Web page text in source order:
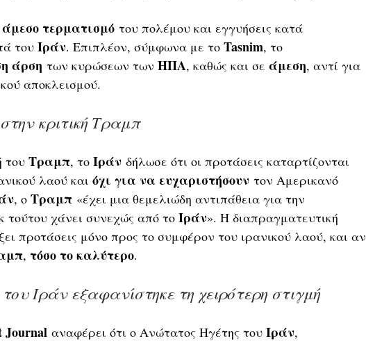
άμεσο τερματισμό του πολέμου και εγγυήσεις κατά
του Ιράν. Επιπλέον, σύμφωνα με το Tasnim, το
άρση των κυρώσεων των ΗΠΑ, καθώς και σε άμεση, αντί για
αποκλεισμού.
κριτική Τραμπ
του Τραμπ, το Ιράν δήλωσε ότι οι προτάσεις καταρτίζονται
λαού και όχι για να ευχαριστήσουν τον Αμερικανό
, ο Τραμπ «έχει μια θεμελιώδη αντιπάθεια για την
τούτου χάνει συνεχώς από το Ιράν». Η διαπραγματευτική
προτάσεις μόνο προς το συμφέρον του ιρανικού λαού, και αν
, τόσο το καλύτερο.
Ιράν εξαφανίστηκε τη χειρότερη στιγμή
Journal αναφέρει ότι ο Ανώτατος Ηγέτης του Ιράν,